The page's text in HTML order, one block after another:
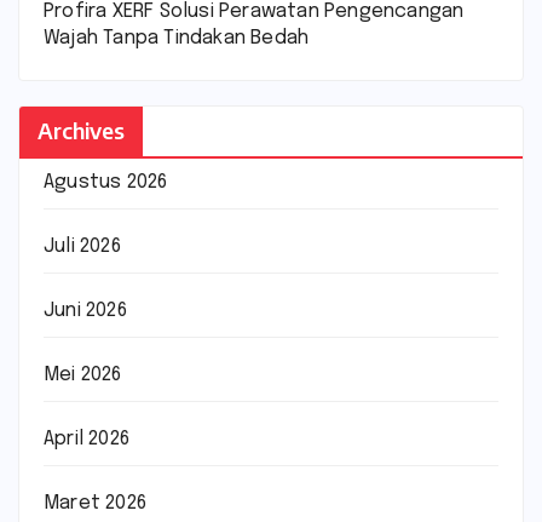
Profira XERF Solusi Perawatan Pengencangan
Wajah Tanpa Tindakan Bedah
Archives
Agustus 2026
Juli 2026
Juni 2026
Mei 2026
April 2026
Maret 2026